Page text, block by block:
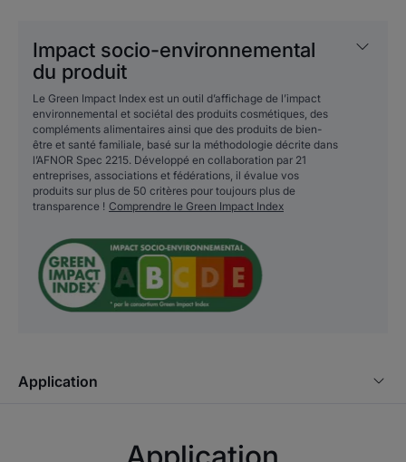
LE MOT DE L’EXPERT
Le gel de massage gingival
ELGYDIUM Premières Dents
aide les bébés à mieux traverser
la période d’inconfort lié à
l'apparition des premières
dents. La camomille et la
guimauve, connues pour leurs
utilisées dans le domaine
de guimauve à mâcher aux
Impact socio-environnemental
du produit
Le Green Impact Index est un outil d’affichage de l’impact
environnemental et sociétal des produits cosmétiques, des
compléments alimentaires ainsi que des produits de bien-
être et santé familiale, basé sur la méthodologie décrite dans
l’AFNOR Spec 2215. Développé en collaboration par 21
entreprises, associations et fédérations, il évalue vos
produits sur plus de 50 critères pour toujours plus de
transparence ! Comprendre le Green Impact Index
Application